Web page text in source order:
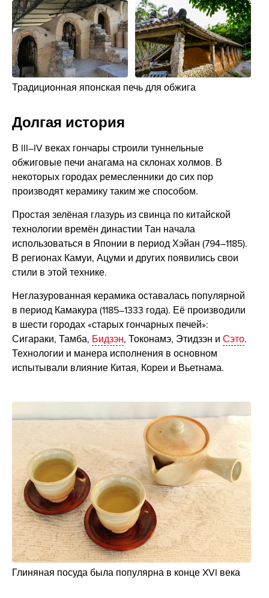
Традиционная японская печь для обжига
Долгая история
В III–IV веках гончары строили туннельные
обжиговые печи анагама на склонах холмов. В
некоторых городах ремесленники до сих пор
производят керамику таким же способом.
Простая зелёная глазурь из свинца по китайской
технологии времён династии Тан начала
использоваться в Японии в период Хэйан (794–1185).
В регионах Камуи, Ацуми и других появились свои
стили в этой технике.
Неглазурованная керамика оставалась популярной
в период Камакура (1185–1333 года). Её производили
в шести городах «старых гончарных печей»:
Сигараки, Тамба, Бидзэн, Токонамэ, Этидзэн и Сэто.
Технологии и манера исполнения в основном
испытывали влияние Китая, Кореи и Вьетнама.
Глиняная посуда была популярна в конце XVI века